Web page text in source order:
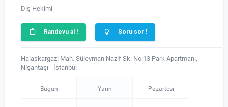
Diş Hekimi
Randevu al ! Soru sor !
Halaskargazi Mah. Süleyman Nazif Sk. No:13 Park Apartmanı,
Nişantaşı - İstanbul
Bugün Yarın Pazartesi